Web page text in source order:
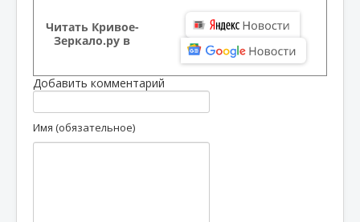
Читать Кривое-
Зеркало.ру в
Добавить комментарий
Имя (обязательное)